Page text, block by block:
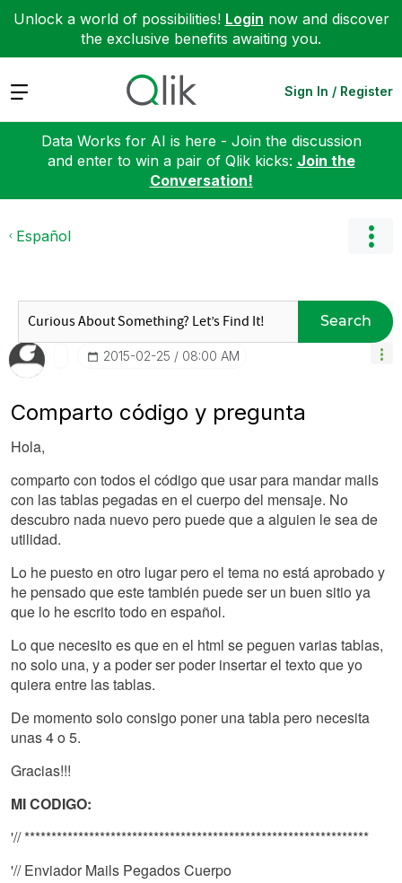
Unlock a world of possibilities! Login now and discover
the exclusive benefits awaiting you.
Expand Sign In / Register
Data Works for AI is here - Join the discussion
and enter to win a pair of Qlik kicks: Join the
Conversation!
Español
Search
‎2015-02-25 08:00 AM
Comparto código y pregunta
Hola,
comparto con todos el código que usar para mandar mails
con las tablas pegadas en el cuerpo del mensaje. No
descubro nada nuevo pero puede que a alguien le sea de
utilidad.
Lo he puesto en otro lugar pero el tema no está aprobado y
he pensado que este también puede ser un buen sitio ya
que lo he escrito todo en español.
Lo que necesito es que en el html se peguen varias tablas,
no solo una, y a poder ser poder insertar el texto que yo
quiera entre las tablas.
De momento solo consigo poner una tabla pero necesita
unas 4 o 5.
Gracias!!!
MI CODIGO:
'// ****************************************************************
'// Enviador Mails Pegados Cuerpo